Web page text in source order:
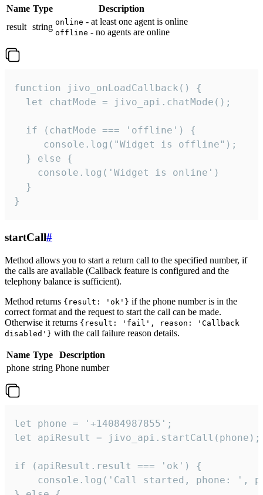
Name Type
Description
result string online - at least one agent is online
offline - no agents are online
function jivo_onLoadCallback() {
  let chatMode = jivo_api.chatMode();
  if (chatMode === 'offline') {
     console.log("Widget is offline");
  } else {
    console.log('Widget is online')
  }
}
startCall#
Method allows you to start a return call to the specified number, if
the calls are available (Callback feature is configured and the
telephony balance is sufficient).
Method returns {result: 'ok'} if the phone number is in the
correct format and the request to start the call can be made.
Otherwise it returns {result: 'fail', reason: 'Callback
disabled'} with the call failure reason details.
Name Type
Description
phone string Phone number
let phone = '+14084987855';
let apiResult = jivo_api.startCall(phone);
if (apiResult.result === 'ok') {
console.log('Call started, phone: ',